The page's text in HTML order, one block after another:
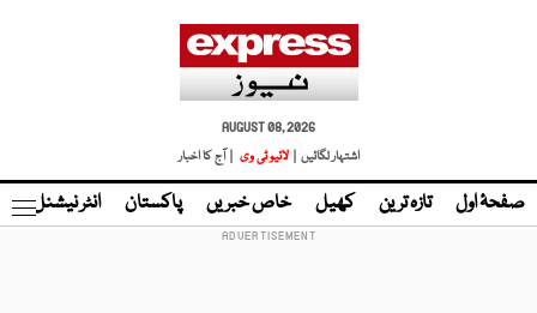
AUGUST 08, 2026
اشتہار لگائیں |
لائیو ٹی وی | آج کا اخبار
صفحۂ اول تازہ ترین کھیل خاص خبریں پاکستان انٹر نیشنل